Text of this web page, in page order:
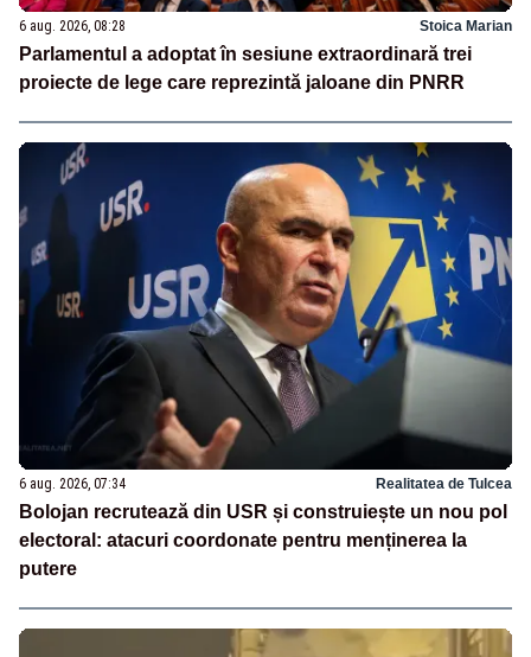
6 aug. 2026, 08:28 Stoica Marian
Parlamentul a adoptat în sesiune extraordinară trei
proiecte de lege care reprezintă jaloane din PNRR
6 aug. 2026, 07:34 Realitatea de Tulcea
Bolojan recrutează din USR și construiește un nou pol
electoral: atacuri coordonate pentru menținerea la
putere